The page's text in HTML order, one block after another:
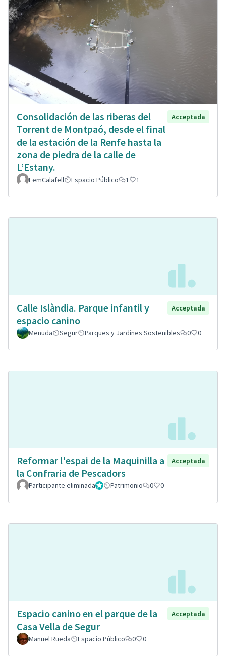
Consolidación de las riberas del
Torrent de Montpaó, desde el final
de la estación de la Renfe hasta la
zona de piedra de la calle de
L’Estany.
Acceptada
FemCalafell Espacio Público 1 1
Calle Islàndia. Parque infantil y
espacio canino
Acceptada
Menuda Segur Parques y Jardines Sostenibles 0 0
Reformar l'espai de la Maquinilla a
la Confraria de Pescadors
Acceptada
Participante eliminadaAdministrador
Patrimonio 0 0
Espacio canino en el parque de la
Casa Vella de Segur
Acceptada
Manuel Rueda Espacio Público 0 0